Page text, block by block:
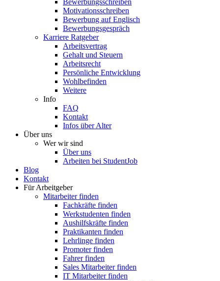
Bewerbungsschreiben
Motivationsschreiben
Bewerbung auf Englisch
Bewerbungsgespräch
Karriere Ratgeber
Arbeitsvertrag
Gehalt und Steuern
Arbeitsrecht
Persönliche Entwicklung
Wohlbefinden
Weitere
Info
FAQ
Kontakt
Infos über Alter
Über uns
Wer wir sind
Über uns
Arbeiten bei StudentJob
Blog
Kontakt
Für Arbeitgeber
Mitarbeiter finden
Fachkräfte finden
Werkstudenten finden
Aushilfskräfte finden
Praktikanten finden
Lehrlinge finden
Promoter finden
Fahrer finden
Sales Mitarbeiter finden
IT Mitarbeiter finden